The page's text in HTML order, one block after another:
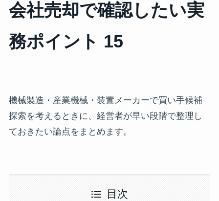
会社売却で確認したい実
務ポイント 15
機械製造・産業機械・装置メーカーで買い手候補
探索を考えるときに、経営者が早い段階で整理し
ておきたい論点をまとめます。
目次